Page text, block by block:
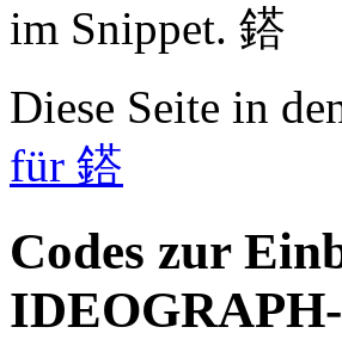
im Snippet. 鎝
Diese Seite in
für 鎝
Codes zur